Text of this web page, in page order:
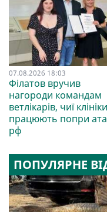
07.08.2026 18:03
Філатов вручив
нагороди командам
ветлікарів, чиї клініки
працюють попри
рф
ПОПУЛЯРНЕ